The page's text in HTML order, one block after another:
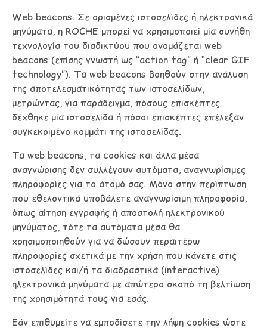
Web beacons. Σε ορισμένες ιστοσελίδες ή ηλεκτρονικά
μηνύματα, η ROCHE μπορεί να χρησιμοποιεί μία συνήθη
τεχνολογία του διαδικτύου που ονομάζεται web
beacons (επίσης γνωστή ως “action tag” ή “clear GIF
technology”). Τα web beacons βοηθούν στην ανάλυση
της αποτελεσματικότητας των ιστοσελίδων,
μετρώντας, για παράδειγμα, πόσους επισκέπτες
δέχθηκε μία ιστοσελίδα ή πόσοι επισκέπτες επέλεξαν
συγκεκριμένο κομμάτι της ιστοσελίδας.
Τα web beacons, τα cookies και άλλα μέσα
αναγνώρισης δεν συλλέγουν αυτόματα, αναγνωρίσιμες
πληροφορίες για το άτομό σας. Μόνο στην περίπτωση
που εθελοντικά υποβάλετε αναγνωρίσιμη πληροφορία,
όπως αίτηση εγγραφής ή αποστολή ηλεκτρονικού
μηνύματος, τότε τα αυτόματα μέσα θα
χρησιμοποιηθούν για να δώσουν περαιτέρω
πληροφορίες σχετικά με την χρήση που κάνετε στις
ιστοσελίδες και/ή τα διαδραστικά (interactive)
ηλεκτρονικά μηνύματα με απώτερο σκοπό τη βελτίωση
της χρησιμότητά τους για εσάς.
Εάν επιθυμείτε να εμποδίσετε την λήψη cookies ώστε